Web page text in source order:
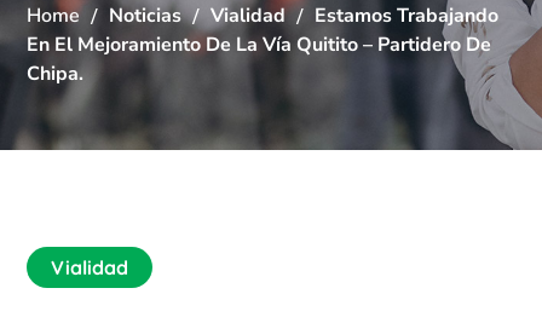
Home Noticias Vialidad
Estamos Trabajando
En El Mejoramiento De La Vía Quitito – Partidero De
Chipa.
Vialidad